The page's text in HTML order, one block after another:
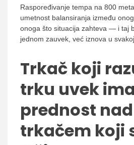
Raspoređivanje tempa na 800
umetnost balansiranja između
onoga što situacija zahteva — i taj
jednom zauvek, već iznova u
Trkač koji
trku uvek ima
prednost nad
trkačem koji